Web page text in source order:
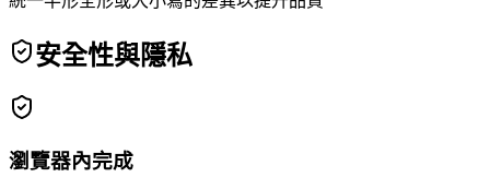
安全性與隱私
瀏覽器內完成